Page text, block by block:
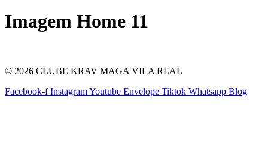
Imagem Home 11
© 2026 CLUBE KRAV MAGA VILA REAL
Facebook-f InstagramYoutube Envelope Tiktok Whatsapp Blog